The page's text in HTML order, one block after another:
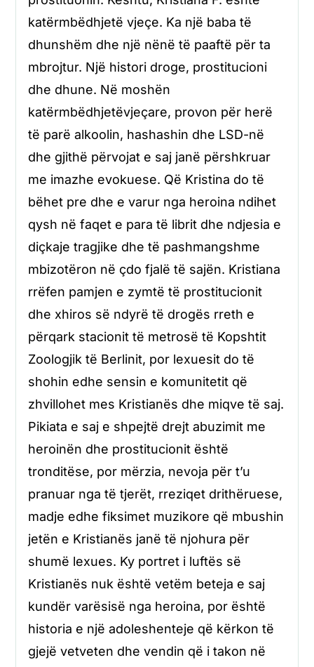
katërmbëdhjetë vjeçe. Ka një baba të
dhunshëm dhe një nënë të paaftë për ta
mbrojtur. Një histori droge, prostitucioni
dhe dhune. Në moshën
katërmbëdhjetëvjeçare, provon për herë
të parë alkoolin, hashashin dhe LSD-në
dhe gjithë përvojat e saj janë përshkruar
me imazhe evokuese. Që Kristina do të
bëhet pre dhe e varur nga heroina ndihet
qysh në faqet e para të librit dhe ndjesia e
diçkaje tragjike dhe të pashmangshme
mbizotëron në çdo fjalë të sajën. Kristiana
rrëfen pamjen e zymtë të prostitucionit
dhe xhiros së ndyrë të drogës rreth e
përqark stacionit të metrosë të Kopshtit
Zoologjik të Berlinit, por lexuesit do të
shohin edhe sensin e komunitetit që
zhvillohet mes Kristianës dhe miqve të saj.
Pikiata e saj e shpejtë drejt abuzimit me
heroinën dhe prostitucionit është
tronditëse, por mërzia, nevoja për t’u
pranuar nga të tjerët, rreziqet drithëruese,
madje edhe fiksimet muzikore që mbushin
jetën e Kristianës janë të njohura për
shumë lexues. Ky portret i luftës së
Kristianës nuk është vetëm beteja e saj
kundër varësisë nga heroina, por është
historia e një adoleshenteje që kërkon të
gjejë vetveten dhe vendin që i takon në